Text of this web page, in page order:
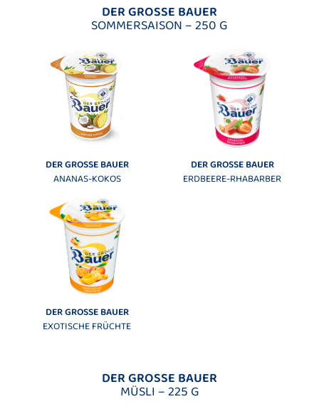
DER GROSSE BAUER
SOMMERSAISON – 250 G
DER GROSSE BAUER
ANANAS-KOKOS
DER GROSSE BAUER
ERDBEERE-RHABARBER
DER GROSSE BAUER
EXOTISCHE FRÜCHTE
DER GROSSE BAUER
MÜSLI – 225 G